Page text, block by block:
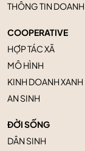
THÔNG TIN
COOPERATIVE
HỢP TÁC XÃ
MÔ HÌNH
KINH DOANH XANH
AN SINH
ĐỜI SỐNG
DÂN SINH